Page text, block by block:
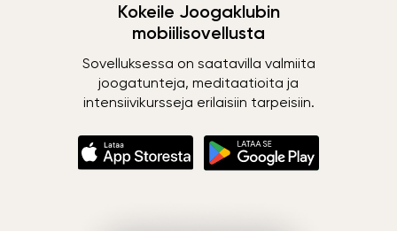
Kokeile Joogaklubin
mobiilisovellusta
Sovelluksessa on saatavilla valmiita
joogatunteja, meditaatioita ja
intensiivikursseja erilaisiin tarpeisiin.